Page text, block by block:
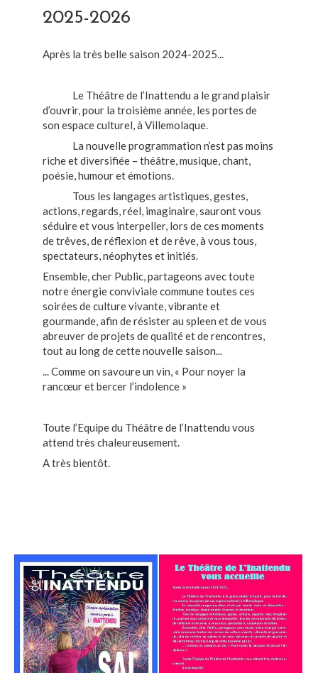
2025-2026
Après la très belle saison 2024-2025...
Le Théâtre de l’Inattendu a le grand plaisir
d’ouvrir, pour la troisième année, les portes de
son espace culturel, à Villemolaque.
La nouvelle programmation n’est pas moins
riche et diversifiée – théâtre, musique, chant,
poésie, humour et émotions.
Tous les langages artistiques, gestes,
actions, regards, réel, imaginaire, sauront vous
séduire et vous interpeller, lors de ces moments
de trêves, de réflexion et de rêve, à vous tous,
spectateurs, néophytes et initiés.
Ensemble, cher Public, partageons avec toute
notre énergie conviviale commune toutes ces
soirées de culture vivante, vibrante et
gourmande, afin de résister au spleen et de vous
abreuver de projets de qualité et de rencontres,
tout au long de cette nouvelle saison...
... Comme on savoure un vin, « Pour noyer la
rancœur et bercer l’indolence »
Toute l’Equipe du Théâtre de l’Inattendu vous
attend très chaleureusement.
A très bientôt.